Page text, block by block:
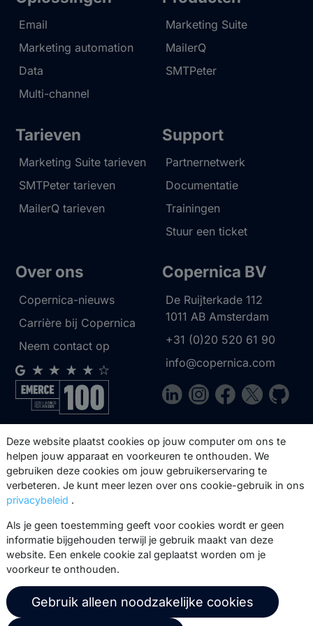
Email
Marketing automation
Data
Multi-channel
Marketing Suite
MailerQ
SMTPeter
Tarieven
Marketing Suite tarieven
SMTPeter tarieven
MailerQ tarieven
Support
Partnernetwerk
Documentatie
Trainingen
Stuur een ticket
Over ons
Copernica-nieuws
Carrière bij Copernica
Neem contact op
Copernica BV
De Ruijterkade 112
1011 AB Amsterdam
+31 (0)20 520 61 90
info@copernica.com
Via onze nieuwsbrief blijf je op de
hoogte van onze product updates,
events, webinars, best practices en
whitepapers.
Abonneer
© 2026 Copernica B.V.
Algemene voorwaarden
Privacybeleid
Deze website plaatst cookies op jouw computer om ons te
helpen jouw apparaat en voorkeuren te onthouden. We
gebruiken deze cookies om jouw gebruikerservaring te
verbeteren. Je kunt meer lezen over ons cookie-gebruik in ons
privacybeleid .
Als je geen toestemming geeft voor cookies wordt er geen
informatie bijgehouden terwijl je gebruik maakt van deze
website. Een enkele cookie zal geplaatst worden om je
voorkeur te onthouden.
Gebruik alleen noodzakelijke cookies